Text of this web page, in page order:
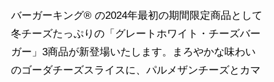
バーガーキング® の2024年最初の期間限定商品として
冬チーズたっぷりの「グレートホワイト・チーズバー
ガー」3商品が新登場いたします。まろやかな味わい
のゴーダチーズスライスに、パルメザンチーズとカマ